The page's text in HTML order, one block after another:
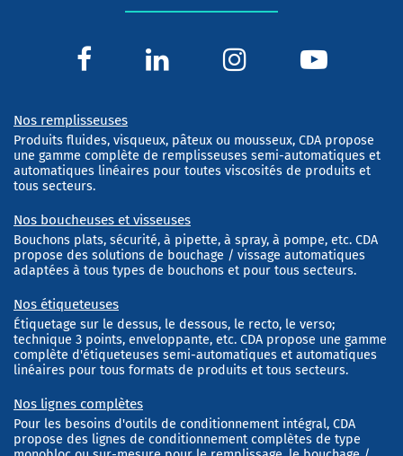
Nos remplisseuses
Produits fluides, visqueux, pâteux ou mousseux, CDA propose
une gamme complète de remplisseuses semi-automatiques et
automatiques linéaires pour toutes viscosités de produits et
tous secteurs.
Nos boucheuses et visseuses
Bouchons plats, sécurité, à pipette, à spray, à pompe, etc. CDA
propose des solutions de bouchage / vissage automatiques
adaptées à tous types de bouchons et pour tous secteurs.
Nos étiqueteuses
Étiquetage sur le dessus, le dessous, le recto, le verso;
technique 3 points, enveloppante, etc. CDA propose une gamme
complète d'étiqueteuses semi-automatiques et automatiques
linéaires pour tous formats de produits et tous secteurs.
Nos lignes complètes
Pour les besoins d'outils de conditionnement intégral, CDA
propose des lignes de conditionnement complètes de type